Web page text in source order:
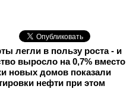
легли в пользу роста - и
выросло на 0,7% вместо
новых домов показали
нефти при этом